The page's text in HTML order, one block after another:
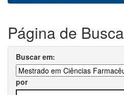
Página de Busca
Buscar em:
por